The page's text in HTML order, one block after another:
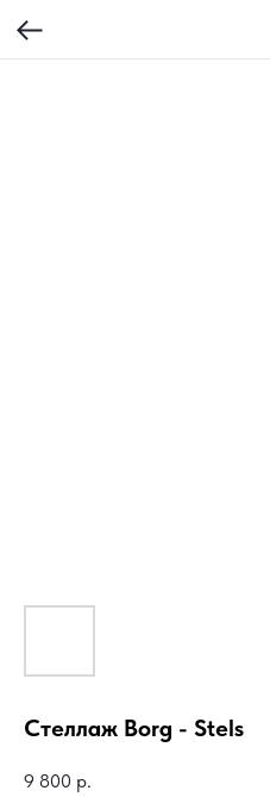
Стеллаж Borg - Stels
9 800 р.